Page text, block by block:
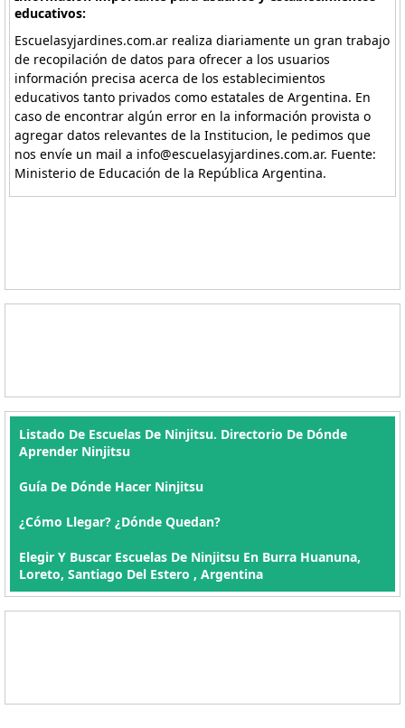
educativos:
Escuelasyjardines.com.ar realiza diariamente un gran trabajo
de recopilación de datos para ofrecer a los usuarios
información precisa acerca de los establecimientos
educativos tanto privados como estatales de Argentina. En
caso de encontrar algún error en la información provista o
agregar datos relevantes de la Institucion, le pedimos que
nos envíe un mail a info@escuelasyjardines.com.ar. Fuente:
Ministerio de Educación de la República Argentina.
Listado De Escuelas De Ninjitsu. Directorio De Dónde
Aprender Ninjitsu
Guía De Dónde Hacer Ninjitsu
¿Cómo Llegar? ¿Dónde Quedan?
Elegir Y Buscar Escuelas De Ninjitsu En Burra Huanuna,
Loreto, Santiago Del Estero , Argentina